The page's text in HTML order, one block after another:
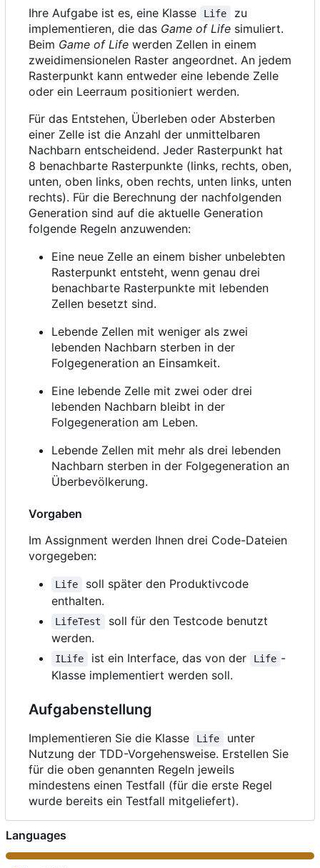
Ihre Aufgabe ist es, eine Klasse
Life
zu
implementieren, die das Game of Life simuliert.
Beim Game of Life werden Zellen in einem
zweidimensionelen Raster angeordnet. An jedem
Rasterpunkt kann entweder eine lebende Zelle
oder ein Leerraum positioniert werden.
Für das Entstehen, Überleben oder Absterben
einer Zelle ist die Anzahl der unmittelbaren
Nachbarn entscheidend. Jeder Rasterpunkt hat
8 benachbarte Rasterpunkte (links, rechts, oben,
unten, oben links, oben rechts, unten links, unten
rechts). Für die Berechnung der nachfolgenden
Generation sind auf die aktuelle Generation
folgende Regeln anzuwenden:
Eine neue Zelle an einem bisher unbelebten
Rasterpunkt entsteht, wenn genau drei
benachbarte Rasterpunkte mit lebenden
Zellen besetzt sind.
Lebende Zellen mit weniger als zwei
lebenden Nachbarn sterben in der
Folgegeneration an Einsamkeit.
Eine lebende Zelle mit zwei oder drei
lebenden Nachbarn bleibt in der
Folgegeneration am Leben.
Lebende Zellen mit mehr als drei lebenden
Nachbarn sterben in der Folgegeneration an
Überbevölkerung.
Vorgaben
Im Assignment werden Ihnen drei Code-Dateien
vorgegeben:
Life
soll später den Produktivcode
enthalten.
LifeTest
soll für den Testcode benutzt
werden.
ILife ist ein Interface, das von der Life -
Klasse implementiert werden soll.
Aufgabenstellung
Implementieren Sie die Klasse Life
unter
Nutzung der TDD-Vorgehensweise. Erstellen Sie
für die oben genannten Regeln jeweils
mindestens einen Testfall (für die erste Regel
wurde bereits ein Testfall mitgeliefert).
Languages